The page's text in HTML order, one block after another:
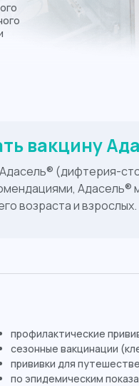
вакцину
(дифтерия-
возраста и взрослых.
профилактические
сезонные вакцинации
прививки для
по эпидемическим